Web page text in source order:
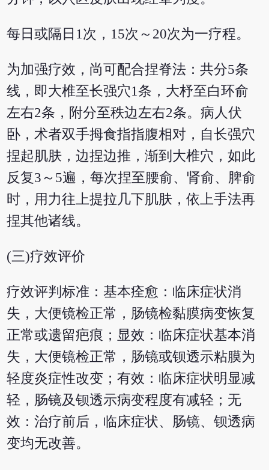
每日或隔日1次，15次～20次为一疗程。
为加强疗效，尚可配合捏脊法：共分5条
线，即大椎至长强穴1条，大杼至白环俞
左右2条，附分至秩边左右2条。病人伏
卧，术者双手拇食指指腹相对，自长强穴
捏起肌肤，边捏边推，渐到大椎穴，如此
反复3～5遍，每次捏至腰俞、肾俞、脾俞
时，用力往上提拉几下肌肤，依上手法再
捏其他诸线。
(三)疗效评价
疗效评判标准：基本痊愈：临床症状消
失，大便镜检正常，肠镜检黏膜病变恢复
正常或遗留疤痕；显效：临床症状基本消
失，大便镜检正常，肠镜或钡透示粘膜为
轻度炎症性改变；有效：临床症状明显减
轻，肠镜及钡透示病变程度有减轻；无
效：治疗前后，临床症状、肠镜、钡透病
变均无改善。